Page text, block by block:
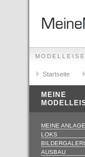
Startseite
MEINE
MEINE ANLAGE
LOKS
AUSBAU